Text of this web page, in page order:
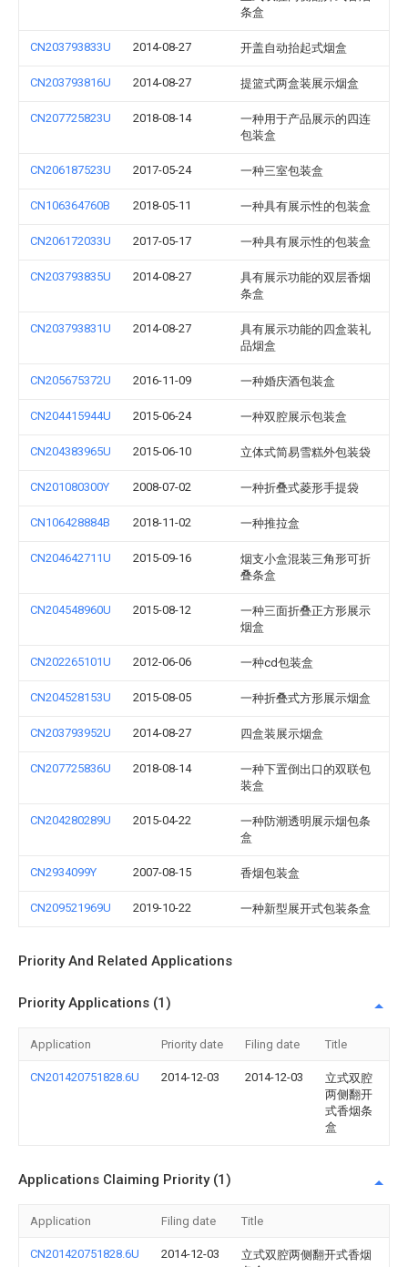
条盒
CN203793833U 2014-08-27 开盖自动抬起式烟盒
CN203793816U 2014-08-27 提篮式两盒装展示烟盒
CN207725823U 2018-08-14
一种用于产品展示的四连
包装盒
CN206187523U 2017-05-24 一种三室包装盒
CN106364760B 2018-05-11 一种具有展示性的包装盒
CN206172033U 2017-05-17 一种具有展示性的包装盒
CN203793835U 2014-08-27
具有展示功能的双层香烟
条盒
CN203793831U 2014-08-27
具有展示功能的四盒装礼
品烟盒
CN205675372U 2016-11-09 一种婚庆酒包装盒
CN204415944U 2015-06-24 一种双腔展示包装盒
CN204383965U 2015-06-10 立体式简易雪糕外包装袋
CN201080300Y 2008-07-02 一种折叠式菱形手提袋
CN106428884B 2018-11-02 一种推拉盒
CN204642711U 2015-09-16
烟支小盒混装三角形可折
叠条盒
CN204548960U 2015-08-12
一种三面折叠正方形展示
烟盒
CN202265101U 2012-06-06 一种cd包装盒
CN204528153U 2015-08-05 一种折叠式方形展示烟盒
CN203793952U 2014-08-27 四盒装展示烟盒
CN207725836U 2018-08-14
一种下置倒出口的双联包
装盒
CN204280289U 2015-04-22
一种防潮透明展示烟包条
盒
CN2934099Y 2007-08-15 香烟包装盒
CN209521969U 2019-10-22 一种新型展开式包装条盒
Priority And Related Applications
Priority Applications (1)
Application Priority date Filing date Title
CN201420751828.6U 2014-12-03 2014-12-03
立式双腔
两侧翻开
式香烟条
盒
Applications Claiming Priority (1)
Application Filing date Title
CN201420751828.6U 2014-12-03
立式双腔两侧翻开式香烟